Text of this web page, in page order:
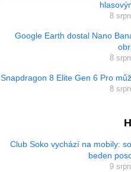
8
Google Earth dostal Nano
8
Snapdragon 8 Elite Gen 6 Pro
8
Club Soko vychází na mobily:
beden
9